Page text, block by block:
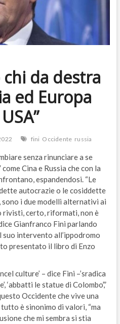
chi da destra
ed Europa
fini Occidente russia
senza rinunciare a se
Cina e Russia che con la
espandendosi. “Le
autocrazie o le cosiddette
i due modelli alternativi ai
rivisti, certo, riformati, non è
Gianfranco Fini parlando
intervento all’ippodromo
presentato il libro di Enzo
culture’ – dice Fini –’sradica
le statue di Colombo’,”
Occidente che vive una
è sinonimo di valori, “ma
che mi sembra si stia